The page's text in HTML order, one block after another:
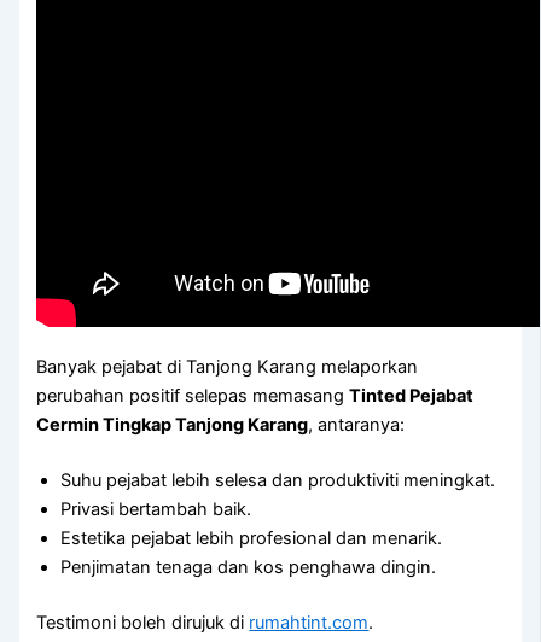
Banyak pejabat di Tanjong Karang melaporkan
perubahan positif selepas memasangTinted Pejabat
Cermin Tingkap Tanjong Karang, antaranya:
Suhu pejabat lebih selesa dan produktiviti meningkat.
Privasi bertambah baik.
Estetika pejabat lebih profesional dan menarik.
Penjimatan tenaga dan kos penghawa dingin.
Testimoni boleh dirujuk di rumahtint.com.